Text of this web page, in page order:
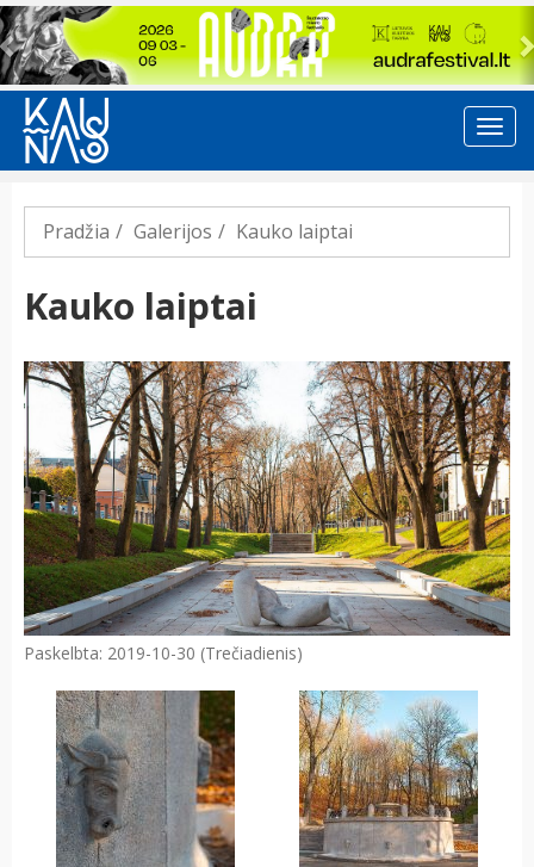
Previous
Pradžia Galerijos Kauko laiptai
Kauko laiptai
Paskelbta: 2019-10-30 (Trečiadienis)